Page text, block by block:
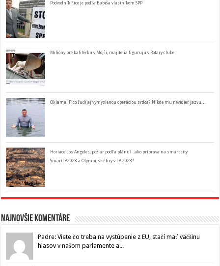
Podvodník Fico je podľa Babiša vlastníkom SPP
Milióny pre kafilérku v Mojši, majitelia figurujú v Rotary clube
Oklamal Fico ľudí aj vymyslenou operáciou srdca? Nikde mu nevidieť jazvu…
Horiace Los Angeles, požiar podľa plánu? ..ako príprava na smart city
SmartLA2028 a Olympijské hry v LA 2028?
Najnovšie komentáre
Padre: Viete čo treba na vystúpenie z EU, stačí mať väčšinu
hlasov v našom parlamente a...